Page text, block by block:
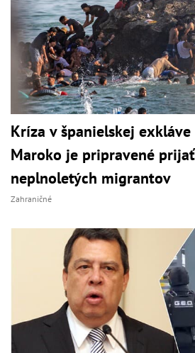
Kríza v španielskej
Maroko je pripravené
neplnoletých migrantov
Zahraničné